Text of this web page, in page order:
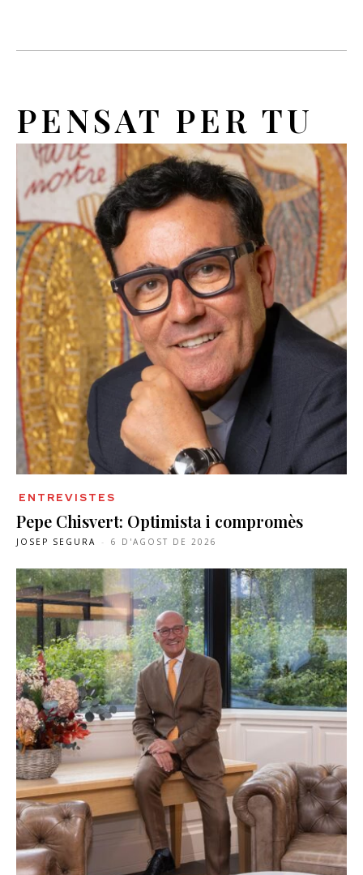
PENSAT PER TU
ENTREVISTES
Pepe Chisvert: Optimista i compromès
JOSEP SEGURA - 6 D'AGOST DE 2026